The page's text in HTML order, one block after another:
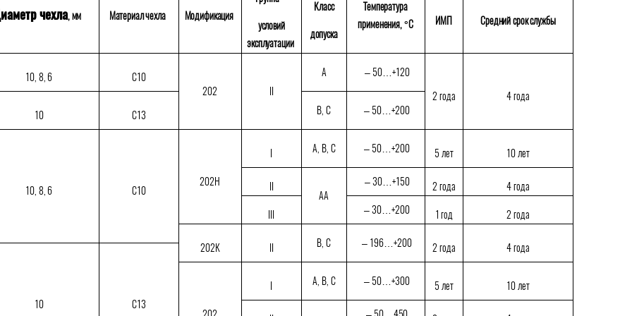
чехла, мм Материал чехла Модификация
условий
эксплуатации
Класс
допуска
Температура
применения, °С
ИМП Средний срок службы
10, 8, 6
С10
202
II
A
– 50…+120
2 года
4 года
10
С13 B, C – 50…+200
10, 8, 6 С10
202Н
I A, B, С – 50…+200 5 лет 10 лет
II
AA
–30…+150 2 года 4 года
III –30…+200 1год 2 года
202К II B, C – 196…+200 2 года 4 года
10 С13
I A, B, C – 50…+300 5 лет 10 лет